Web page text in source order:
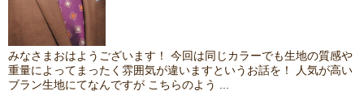
みなさまおはようございます！ 今回は同じカラーでも生地の質感や
重量によってまったく雰囲気が違いますというお話を！ 人気が高い
ブラン生地にてなんですが こちらのよう ...